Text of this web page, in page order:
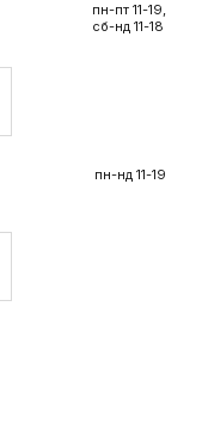
пн-пт 11-19,
сб-нд 11-18
пн-нд 11-19